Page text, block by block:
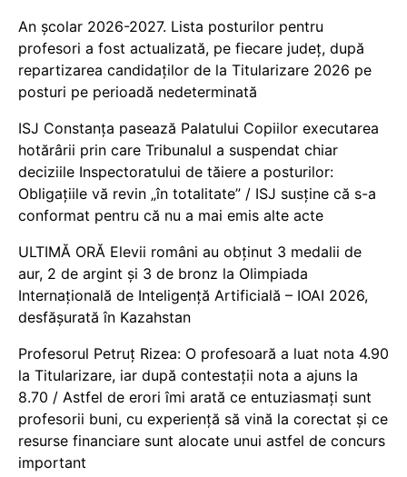
An școlar 2026-2027. Lista posturilor pentru
profesori a fost actualizată, pe fiecare județ, după
repartizarea candidaților de la Titularizare 2026 pe
posturi pe perioadă nedeterminată
ISJ Constanța pasează Palatului Copiilor executarea
hotărârii prin care Tribunalul a suspendat chiar
deciziile Inspectoratului de tăiere a posturilor:
Obligațiile vă revin „în totalitate” / ISJ susține că s-a
conformat pentru că nu a mai emis alte acte
ULTIMĂ ORĂ Elevii români au obținut 3 medalii de
aur, 2 de argint și 3 de bronz la Olimpiada
Internațională de Inteligență Artificială – IOAI 2026,
desfășurată în Kazahstan
Profesorul Petruț Rizea: O profesoară a luat nota 4.90
la Titularizare, iar după contestații nota a ajuns la
8.70 / Astfel de erori îmi arată ce entuziasmați sunt
profesorii buni, cu experiență să vină la corectat și ce
resurse financiare sunt alocate unui astfel de concurs
important